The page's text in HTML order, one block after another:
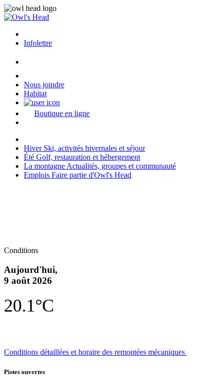
Infolettre
Nous joindre
Habitat
Boutique en ligne
Hiver Ski, activités hivernales et séjour
Été Golf, restauration et hébergement
La montagne Actualités, groupes et communauté
Emplois Faire partie d'Owl's Head
Conditions
Aujourd'hui,
9 août 2026
20.1°C
Conditions détaillées et horaire des remontées mécaniques
Pistes ouvertes